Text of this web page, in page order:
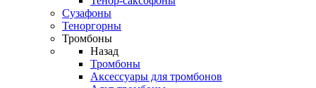
Сузафоны
Теноргорны
Тромбоны
Назад
Тромбоны
Аксессуары для тромбонов